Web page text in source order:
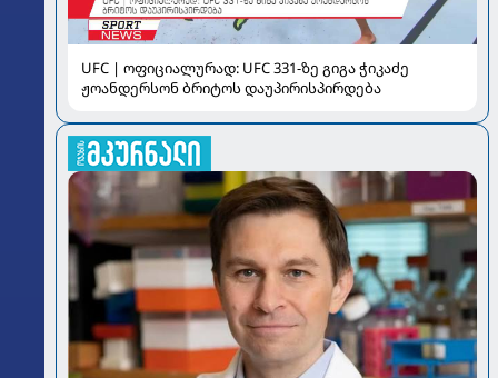
UFC | ოფიციალურად: UFC 331-ზე გიგა ჭიკაძე
ჟოანდერსონ ბრიტოს დაუპირისპირდება